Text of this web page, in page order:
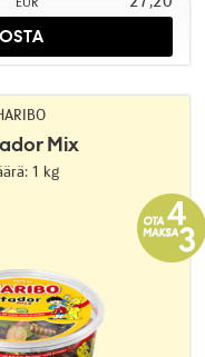
OSTA
Mix
1 kg